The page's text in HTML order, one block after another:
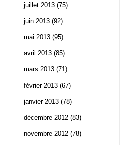
juillet 2013 (75)
juin 2013 (92)
mai 2013 (95)
avril 2013 (85)
mars 2013 (71)
février 2013 (67)
janvier 2013 (78)
décembre 2012 (83)
novembre 2012 (78)